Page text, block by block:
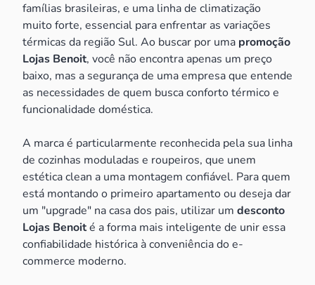
famílias brasileiras, e uma linha de climatização
muito forte, essencial para enfrentar as variações
térmicas da região Sul. Ao buscar por uma promoção
Lojas Benoit, você não encontra apenas um preço
baixo, mas a segurança de uma empresa que entende
as necessidades de quem busca conforto térmico e
funcionalidade doméstica.
A marca é particularmente reconhecida pela sua linha
de cozinhas moduladas e roupeiros, que unem
estética clean a uma montagem confiável. Para quem
está montando o primeiro apartamento ou deseja dar
um "upgrade" na casa dos pais, utilizar um desconto
Lojas Benoité a forma mais inteligente de unir essa
confiabilidade histórica à conveniência do e-
commerce moderno.